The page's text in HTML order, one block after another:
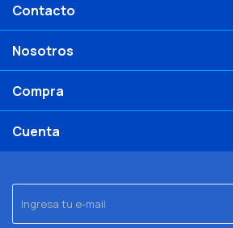
Contacto
Nosotros
Compra
Cuenta